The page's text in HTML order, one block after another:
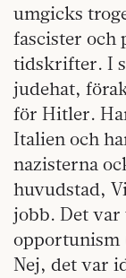
umgicks
fascister och
tidskrifter. I
judehat,
för Hitler.
Italien och
nazisterna
huvudstad,
jobb. Det
opportunism
Nej, det var